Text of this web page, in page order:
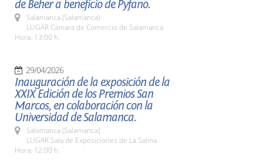
de Beher a beneficio de Pyfano.
Salamanca (Salamanca)
LUGAR Cámara de Comercio de Salamanca
Hora: 13:00 h.
29/04/2026
Inauguración de la exposición de la
XXIX Edición de los Premios San
Marcos, en colaboración con la
Universidad de Salamanca.
Salamanca (Salamanca)
LUGAR Sala de Exposiciones de La Salina
Hora: 12:00 h.